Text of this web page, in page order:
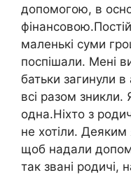
допомогою, в
маленькі суми
поспішали. Мені
батьки загинули в
всі разом зникли.
одна.Ніхто з
не хотіли.
щоб надали
так звані родичі,